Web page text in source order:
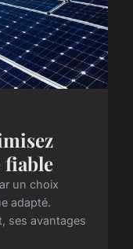
fiable
un choix
adapté.
ses avantages